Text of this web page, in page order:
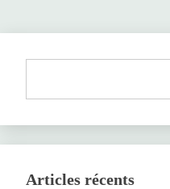
Articles récents